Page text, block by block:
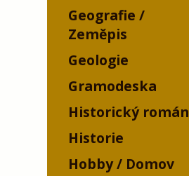
Geografie /
Zeměpis
Geologie
Gramodeska
Historický román
Historie
Hobby / Domov